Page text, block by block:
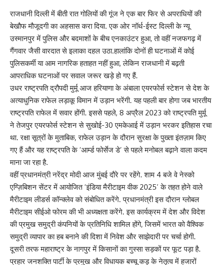
राजधानी दिल्ली में बीती रात गोलियों की गूंज ने एक बार फिर से अपराधियों की
बेखौफ मौजूदगी का अहसास करा दिया. एक ओर नॉर्थ-ईस्ट दिल्ली के न्यू
उस्मानपुर में पुलिस और बदमाशों के बीच एनकाउंटर हुआ, तो वहीं नजफगढ़ में
गैंगवार जैसी वारदात से इलाका दहल उठा.हालांकि दोनों ही घटनाओं में कोई
पुलिसकर्मी या आम नागरिक हताहत नहीं हुआ, लेकिन राजधानी में बढ़ती
आपराधिक घटनाओं पर सवाल जरूर खड़े हो गए हैं.
उधर राष्ट्रपति द्रौपदी मुर्मू आज हरियाणा के अंबाला एयरफोर्स स्टेशन से देश के
अत्याधुनिक राफेल लड़ाकू विमान में उड़ान भरेंगी. यह पहली बार होगा जब भारतीय
राष्ट्रपति राफेल में सवार होंगी. इससे पहले, 8 अप्रैल 2023 को राष्ट्रपति मुर्मू
ने तेजपुर एयरफोर्स स्टेशन से सुखोई-30 एमकेआई में उड़ान भरकर इतिहास रचा
था. रक्षा सूत्रों के मुताबिक, राफेल उड़ान के दौरान सुरक्षा के पुख्ता इंतज़ाम किए
गए हैं और यह राष्ट्रपति के ‘आर्म्ड फोर्सेज डे’ से पहले मनोबल बढ़ाने वाला कदम
माना जा रहा है.
वहीं प्रधानमंत्री नरेंद्र मोदी आज मुंबई दौरे पर रहेंगे. शाम 4 बजे वे नेस्को
एग्ज़िबिशन सेंटर में आयोजित ‘इंडिया मैरीटाइम वीक 2025’ के तहत होने वाले
मैरीटाइम लीडर्स कॉन्क्लेव को संबोधित करेंगे. प्रधानमंत्री इस दौरान ग्लोबल
मैरीटाइम सीईओ फोरम की भी अध्यक्षता करेंगे. इस कार्यक्रम में देश और विदेश
की प्रमुख समुद्री कंपनियों के प्रतिनिधि शामिल होंगे, जिसमें भारत को वैश्विक
समुद्री व्यापार का हब बनाने की दिशा में निवेश और साझेदारी पर चर्चा होगी.
दूसरी तरफ महाराष्ट्र के नागपुर में किसानों का गुस्सा सड़कों पर फूट पड़ा है.
प्रहार जनशक्ति पार्टी के प्रमुख और विधायक बच्चू कड़ू के नेतृत्व में हजारों